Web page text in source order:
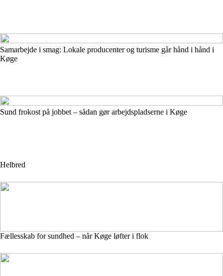
Samarbejde i smag: Lokale producenter og turisme går hånd i hånd i
Køge
Sund frokost på jobbet – sådan gør arbejdspladserne i Køge
Helbred
Fællesskab for sundhed – når Køge løfter i flok